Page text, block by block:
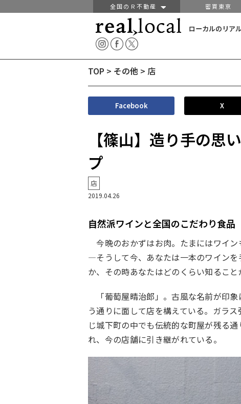
全国のＲ不動産 密買東京
ローカルのリア
TOP > その他 > 店
Facebook X
【篠山】造り手の思
プ
店
2019.04.26
自然派ワインと全国のこだわり食品
今晩のおかずはお肉。たまにはワイン
―そうして今、あなたは一本のワイン
か、その時あなたはどのくらい知ること
「葡萄屋晴治郎」。古風な名前が印
う通りに面して店を構えている。ガラ
じ城下町の中でも伝統的な町屋が残る
れ、今の店舗に引き継がれている。